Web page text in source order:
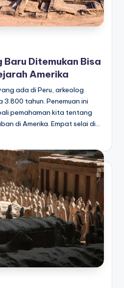
Baru Ditemukan Bisa
Amerika
ada di Peru, arkeolog
3.800 tahun. Penemuan ini
pemahaman kita tentang
di Amerika. Empat selai di…